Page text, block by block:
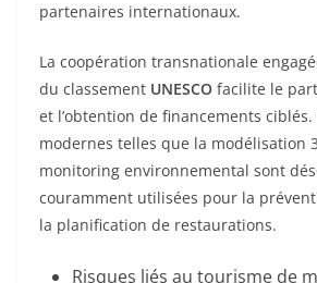
partenaires internationaux.
La coopération transnationale
du classement UNESCO facilite le
et l’obtention de financements
modernes telles que la modélisation
monitoring environnemental sont
couramment utilisées pour la
la planification de restaurations.
Risques liés au tourisme de